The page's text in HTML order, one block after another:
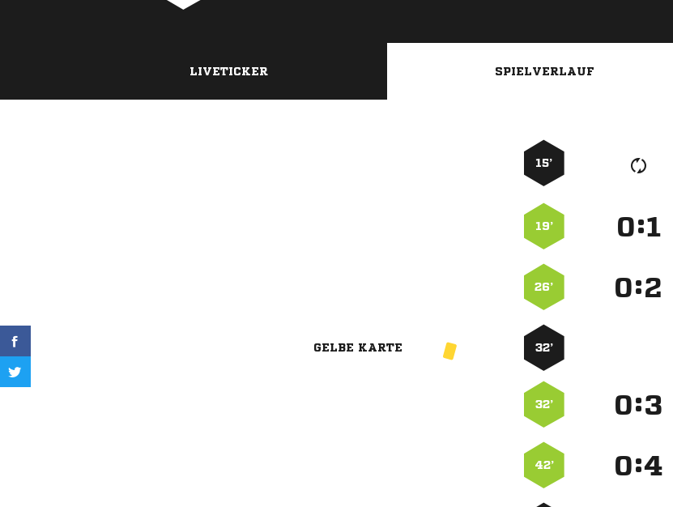
LIVETICKER SPIELVERLAUF
15’
19’ :
26’ :
GELBE KARTE 32’
32’ :
42’ :